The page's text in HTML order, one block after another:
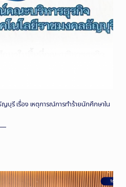
รี เรื่อง เหตุการณ์การทำร้ายนักศึกษาใน